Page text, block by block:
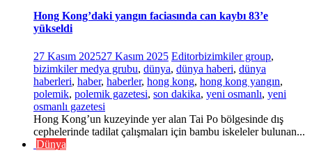
Hong Kong’daki yangın faciasında can kaybı 83’e
yükseldi
27 Kasım 202527 Kasım 2025 Editorbizimkiler group,
bizimkiler medya grubu, dünya, dünya haberi, dünya
haberleri, haber, haberler, hong kong, hong kong yangın,
polemik, polemik gazetesi, son dakika, yeni osmanlı, yeni
osmanlı gazetesi
Hong Kong’un kuzeyinde yer alan Tai Po bölgesinde dış
cephelerinde tadilat çalışmaları için bambu iskeleler bulunan...
Dünya